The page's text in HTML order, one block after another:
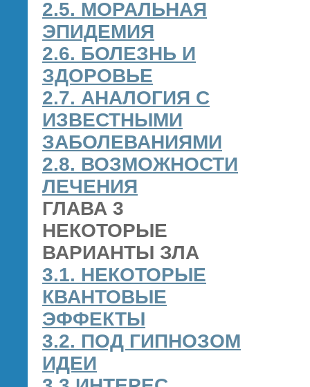
2.5. МОРАЛЬНАЯ
ЭПИДЕМИЯ
2.6. БОЛЕЗНЬ И
ЗДОРОВЬЕ
2.7. АНАЛОГИЯ С
ИЗВЕСТНЫМИ
ЗАБОЛЕВАНИЯМИ
2.8. ВОЗМОЖНОСТИ
ЛЕЧЕНИЯ
ГЛАВА 3
НЕКОТОРЫЕ
ВАРИАНТЫ ЗЛА
3.1. НЕКОТОРЫЕ
КВАНТОВЫЕ
ЭФФЕКТЫ
3.2. ПОД ГИПНОЗОМ
ИДЕИ